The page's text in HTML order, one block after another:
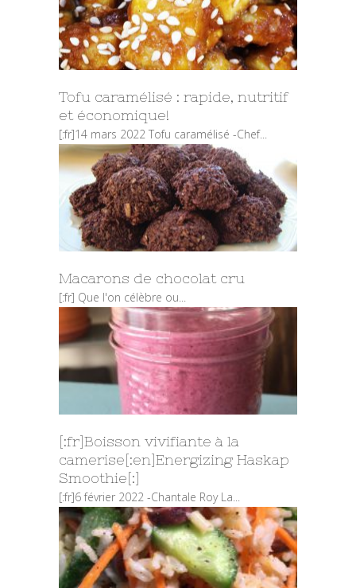
Tofu caramélisé : rapide, nutritif
et économique!
[:fr]14 mars 2022 Tofu caramélisé -Chef...
Macarons de chocolat cru
[:fr] Que l'on célèbre ou...
[:fr]Boisson vivifiante à la
camerise[:en]Energizing Haskap
Smoothie[:]
[:fr]6 février 2022 -Chantale Roy La...